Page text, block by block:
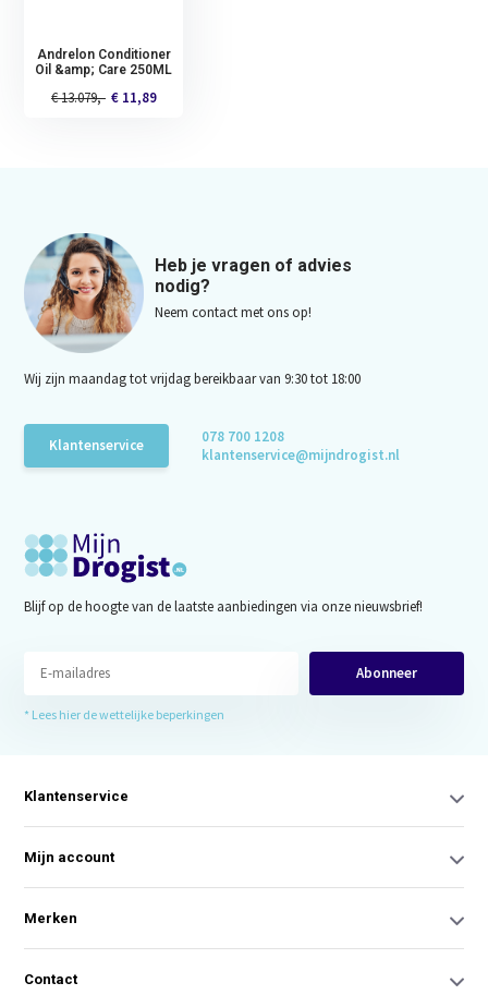
Andrelon Conditioner
Oil &amp; Care 250ML
€ 13.079,- € 11,89
Heb je vragen of advies
nodig?
Neem contact met ons op!
Wij zijn maandag tot vrijdag bereikbaar van 9:30 tot 18:00
Klantenservice
078 700 1208
klantenservice@mijndrogist.nl
Blijf op de hoogte van de laatste aanbiedingen via onze nieuwsbrief!
Abonneer
* Lees hier de wettelijke beperkingen
Klantenservice
Mijn account
Merken
Contact